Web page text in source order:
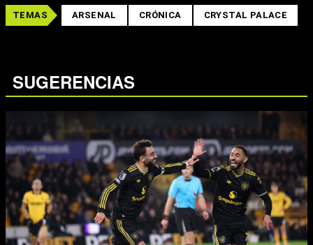
TEMAS ARSENAL CRÓNICA CRYSTAL PALACE
SUGERENCIAS